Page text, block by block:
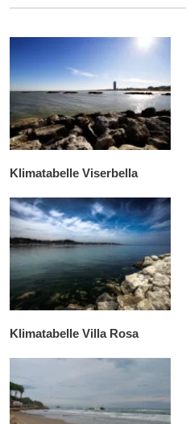
Klimatabelle Viserbella
Klimatabelle Villa Rosa